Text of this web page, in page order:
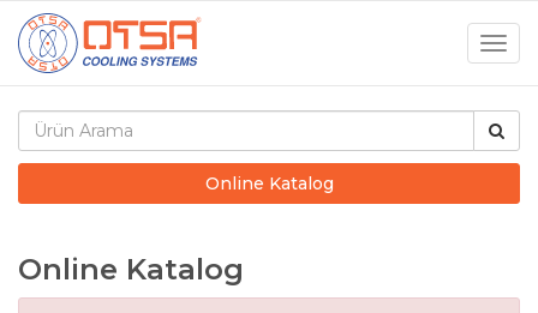
Online Katalog
Online Katalog